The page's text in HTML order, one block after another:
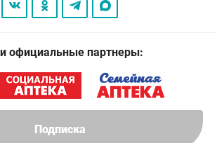
Подписка
официальные партнеры: